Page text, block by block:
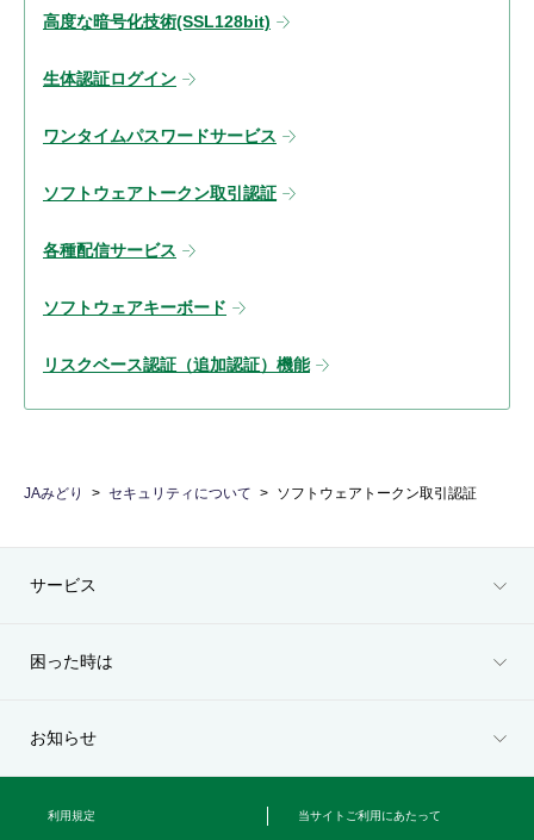
高度な暗号化技術(SSL128bit)
生体認証ログイン
ワンタイムパスワードサービス
ソフトウェアトークン取引認証
各種配信サービス
ソフトウェアキーボード
リスクベース認証（追加認証）機能
JAみどり セキュリティについて ソフトウェアトークン取引認証
サービス
困った時は
お知らせ
利用規定 当サイトご利用にあたって